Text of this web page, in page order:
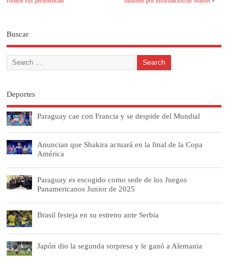
Buscar
Deportes
Paraguay cae con Francia y se despide del Mundial
Anuncian que Shakira actuará en la final de la Copa
América
Paraguay es escogido como sede de los Juegos
Panamericanos Junior de 2025
Brasil festeja en su estreno ante Serbia
Japón dio la segunda sorpresa y le ganó a Alemania